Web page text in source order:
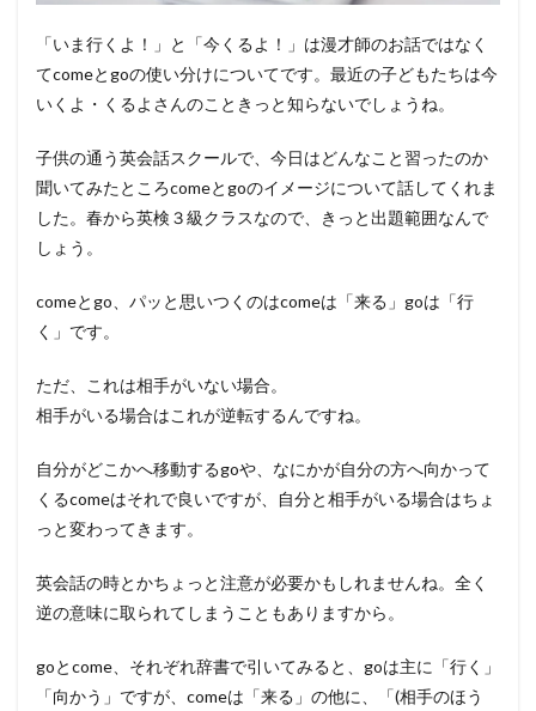
「いま行くよ！」と「今くるよ！」は漫才師のお話ではなく
てcomeとgoの使い分けについてです。最近の子どもたちは今
いくよ・くるよさんのこときっと知らないでしょうね。
子供の通う英会話スクールで、今日はどんなこと習ったのか
聞いてみたところcomeとgoのイメージについて話してくれま
した。春から英検３級クラスなので、きっと出題範囲なんで
しょう。
comeとgo、パッと思いつくのはcomeは「来る」goは「行
く」です。
ただ、これは相手がいない場合。
相手がいる場合はこれが逆転するんですね。
自分がどこかへ移動するgoや、なにかが自分の方へ向かって
くるcomeはそれで良いですが、自分と相手がいる場合はちょ
っと変わってきます。
英会話の時とかちょっと注意が必要かもしれませんね。全く
逆の意味に取られてしまうこともありますから。
goとcome、それぞれ辞書で引いてみると、goは主に「行く」
「向かう」ですが、comeは「来る」の他に、「(相手のほう